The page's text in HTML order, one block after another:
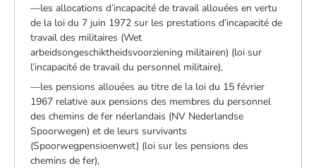
—les allocations d’incapacité de travail allouées en vertu
de la loi du 7 juin 1972 sur les prestations d’incapacité de
travail des militaires (Wet
arbeidsongeschiktheidsvoorziening militairen) (loi sur
l’incapacité de travail du personnel militaire),
—les pensions allouées au titre de la loi du 15 février
1967 relative aux pensions des membres du personnel
des chemins de fer néerlandais (NV Nederlandse
Spoorwegen) et de leurs survivants
(Spoorwegpensioenwet) (loi sur les pensions des
chemins de fer),